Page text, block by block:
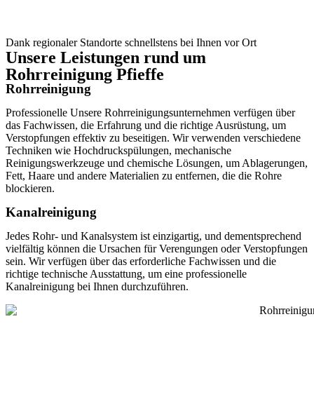
Dank regionaler Standorte schnellstens bei Ihnen vor Ort
Unsere Leistungen rund um
Rohrreinigung Pfieffe
Rohrreinigung
Professionelle Unsere Rohrreinigungsunternehmen verfügen über
das Fachwissen, die Erfahrung und die richtige Ausrüstung, um
Verstopfungen effektiv zu beseitigen. Wir verwenden verschiedene
Techniken wie Hochdruckspülungen, mechanische
Reinigungswerkzeuge und chemische Lösungen, um Ablagerungen,
Fett, Haare und andere Materialien zu entfernen, die die Rohre
blockieren.
Kanalreinigung
Jedes Rohr- und Kanalsystem ist einzigartig, und dementsprechend
vielfältig können die Ursachen für Verengungen oder Verstopfungen
sein. Wir verfügen über das erforderliche Fachwissen und die
richtige technische Ausstattung, um eine professionelle
Kanalreinigung bei Ihnen durchzuführen.